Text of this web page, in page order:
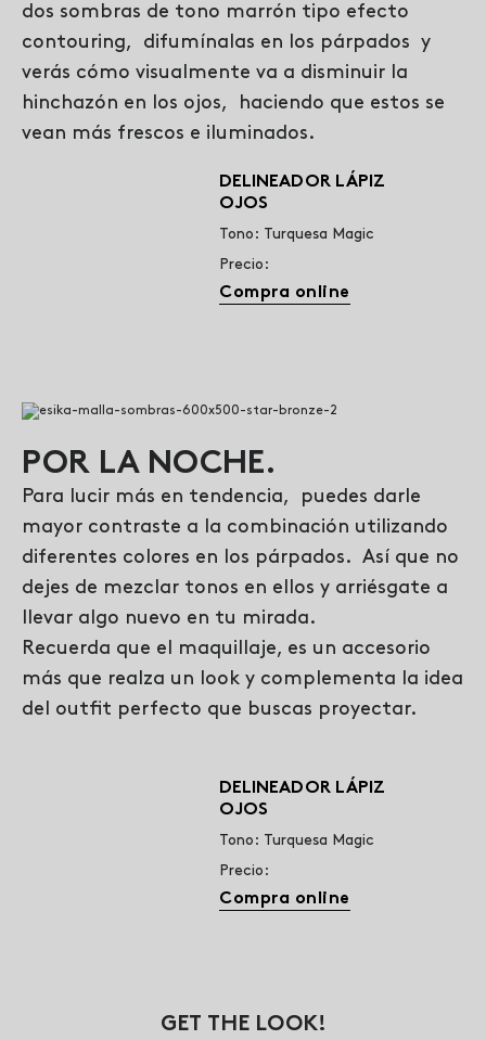
dos sombras de tono marrón tipo efecto
contouring, difumínalas en los párpados y
verás cómo visualmente va a disminuir la
hinchazón en los ojos, haciendo que estos se
vean más frescos e iluminados.
DELINEADOR LÁPIZ
OJOS
Tono: Turquesa Magic
Precio:
Compra online
POR LA NOCHE.
Para lucir más en tendencia, puedes darle
mayor contraste a la combinación utilizando
diferentes colores en los párpados. Así que no
dejes de mezclar tonos en ellos y arriésgate a
llevar algo nuevo en tu mirada.
Recuerda que el maquillaje, es un accesorio
más que realza un look y complementa la idea
del outfit perfecto que buscas proyectar.
DELINEADOR LÁPIZ
OJOS
Tono: Turquesa Magic
Precio:
Compra online
GET THE LOOK!